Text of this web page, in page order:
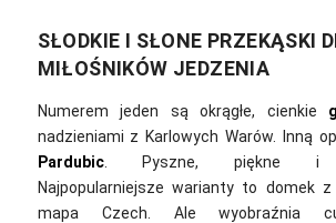
SŁODKIE I SŁONE PRZEKĄSKI
MIŁOŚNIKÓW JEDZENIA
Numerem jeden są okrągłe, cienkie
nadzieniami z Karlowych Warów. Inną
Pardubic. Pyszne, piękne i
Najpopularniejsze warianty to domek
mapa Czech. Ale wyobraźnia